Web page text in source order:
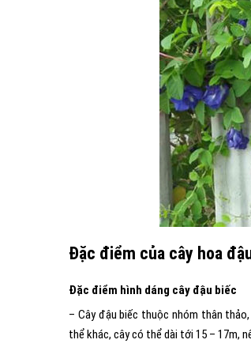
Đặc điểm của cây hoa
Đặc điểm hình dáng cây đậu biếc
– Cây đậu biếc thuộc nhóm thân
thể khác, cây có thể dài tới 15 – 17m,